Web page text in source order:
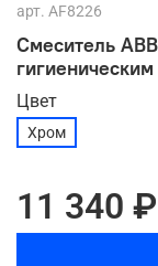
арт. AF8226
Смеситель
Цвет
Хром
11 340 ₽